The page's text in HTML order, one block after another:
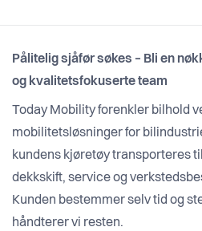
Pålitelig sjåfør søkes – Bli en
og kvalitetsfokuserte team
Today Mobility forenkler bilhold
mobilitetsløsninger for
kundens kjøretøy transporteres
dekkskift, service og
Kunden bestemmer selv tid og
håndterer vi resten.